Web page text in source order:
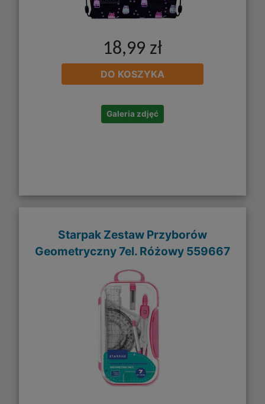
18,99 zł
DO KOSZYKA
Galeria zdjęć
Starpak Zestaw Przyborów
Geometryczny 7el. Różowy 559667